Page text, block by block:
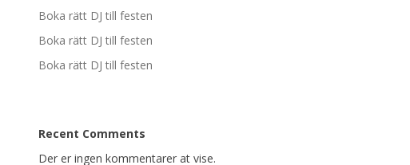
Boka rätt DJ till festen
Boka rätt DJ till festen
Boka rätt DJ till festen
Recent Comments
Der er ingen kommentarer at vise.